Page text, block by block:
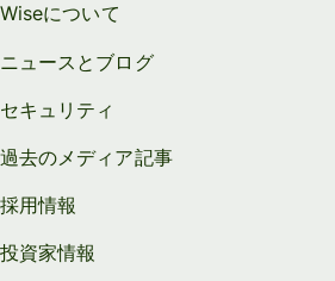
Wiseについて
ニュースとブログ
セキュリティ
過去のメディア記事
採用情報
投資家情報